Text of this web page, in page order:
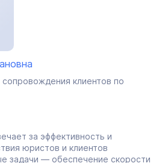
клиентов по
за эффективность и
юристов и клиентов
задачи — обеспечение скорости